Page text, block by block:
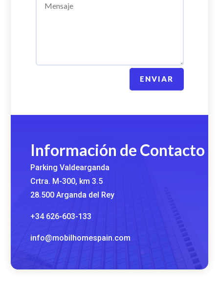
ENVIAR
Información de Contacto
Parking Valdearganda
Crtra. M-300, km 3.5
28.500 Arganda del Rey
+34 626-603-133
info@mobilhomespain.com